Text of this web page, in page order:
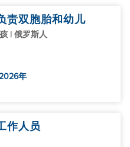
责双胞胎和幼儿
| 俄罗斯人
年
作人员